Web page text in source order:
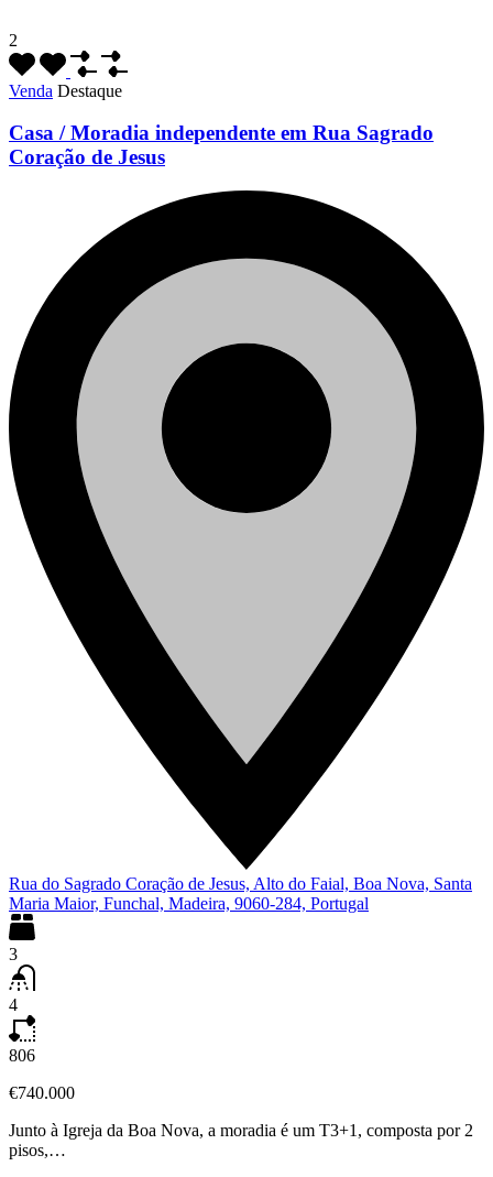
2
Venda Destaque
Casa / Moradia independente em Rua Sagrado
Coração de Jesus
Rua do Sagrado Coração de Jesus, Alto do Faial, Boa Nova, Santa
Maria Maior, Funchal, Madeira, 9060-284, Portugal
3
4
806
€740.000
Junto à Igreja da Boa Nova, a moradia é um T3+1, composta por 2
pisos,…